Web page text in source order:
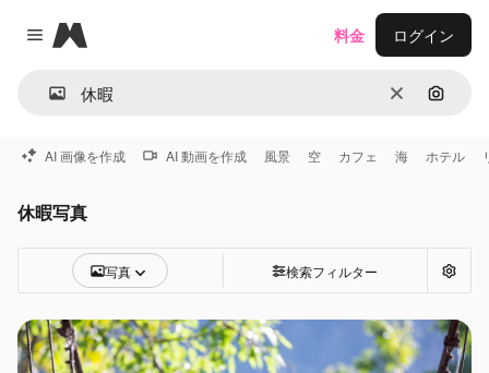
Close menu
Magnific
消去 画像で
料金 ログイン
AI 画像を作成 AI 動画を作成 風景 空 カフェ 海 ホテル
休暇写真
写真 検索フィルター